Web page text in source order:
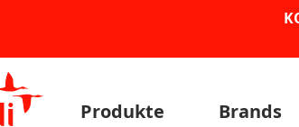
Produkte Brands